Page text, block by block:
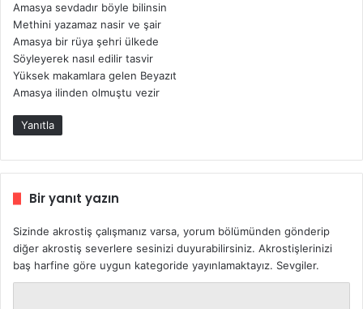
i
k
i
Amasya sevdadır böyle bilinsin
Methini yazamaz nasir ve şair
Amasya bir rüya şehri ülkede
Söyleyerek nasıl edilir tasvir
Yüksek makamlara gelen Beyazıt
Amasya ilinden olmuştu vezir
Yanıtla
Bir yanıt yazın
Sizinde akrostiş çalışmanız varsa, yorum bölümünden gönderip
diğer akrostiş severlere sesinizi duyurabilirsiniz. Akrostişlerinizi
baş harfine göre uygun kategoride yayınlamaktayız. Sevgiler.